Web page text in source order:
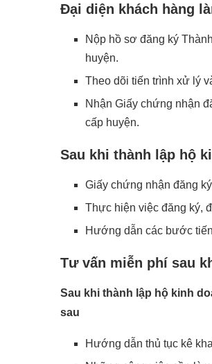
Đại diện khách hàng
Nộp hồ sơ đăng ký
huyện.
Theo dõi tiến trình xử lý
Nhận Giấy chứng nhận
cấp huyện.
Sau khi thành lập hộ
Giấy chứng nhận đăng
Thực hiện việc đăng ký,
Hướng dẫn các bước
Tư vấn miễn phí sau
Sau khi thành lập hộ kinh
sau
Hướng dẫn thủ tục kê